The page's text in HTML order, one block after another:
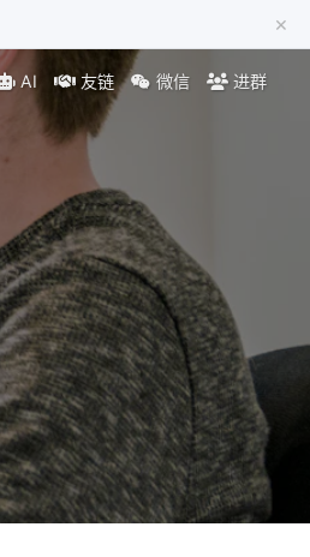
×
AI 友链 微信 进群